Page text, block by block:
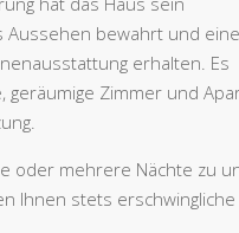
Aussehen bewahrt und eine
erhalten. Es
geräumige Zimmer und
oder mehrere Nächte zu
Ihnen stets